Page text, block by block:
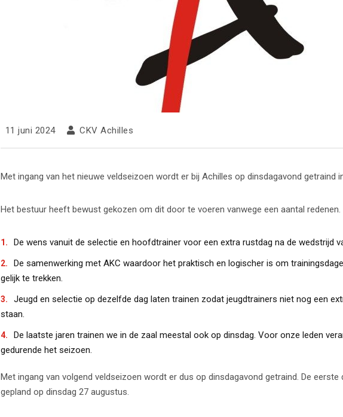
11 juni 2024 CKV Achilles
Met ingang van het nieuwe veldseizoen wordt er bij Achilles op dinsdagavond getraind
Het bestuur heeft bewust gekozen om dit door te voeren vanwege een aantal redenen.
De wens vanuit de selectie en hoofdtrainer voor een extra rustdag na de wedstrijd
De samenwerking met AKC waardoor het praktisch en logischer is om
gelijk te trekken.
Jeugd en selectie op dezelfde dag laten trainen zodat jeugdtrainers niet nog een
staan.
De laatste jaren trainen we in de zaal meestal ook op dinsdag. Voor onze leden
gedurende het seizoen.
Met ingang van volgend veldseizoen wordt er dus op dinsdagavond getraind. De
gepland op dinsdag 27 augustus.